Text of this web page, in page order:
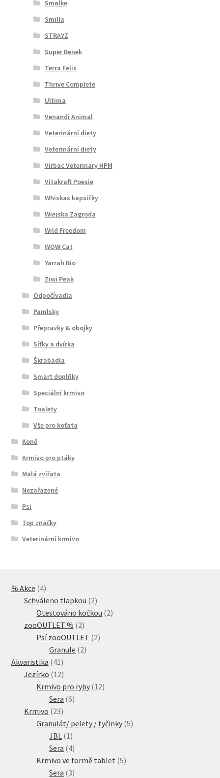
Smølke
Smilla
STRAYZ
Super Benek
Terra Felis
Thrive Complete
Ultima
Venandi Animal
Veterinární diety
Veterinární diety
Virbac Veterinary HPM
Vitakraft Poesie
Whiskas kapsičky
Wiejska Zagroda
Wild Freedom
WOW Cat
Yarrah Bio
Ziwi Peak
Odpočívadla
Pamlsky
Přepravky & obojky
Síťky a dvírka
Škrabadla
Smart doplňky
Speciální krmivo
Toalety
Vše pro koťata
Koně
Krmivo pro ptáky
Malá zvířata
Nezařazené
Psi
Top značky
Veterinární krmivo
% Akce 44
produkty
Schváleno tlapkou 22
produkty
Otestováno kočkou 22
zooOUTLET % 22
produkty
Psí zooOUTLET 22
Granule 22
Akvaristika 41 41
produktů
Jezírko 1212
produktů
Krmivo pro ryby 1212
Sera 66
Krmivo 2323
produktů
Granulát/ pelety / tyčinky 55
JBL 1 1
produkt
Sera 44
produkty
Krmivo ve formě tablet 55
Sera 33